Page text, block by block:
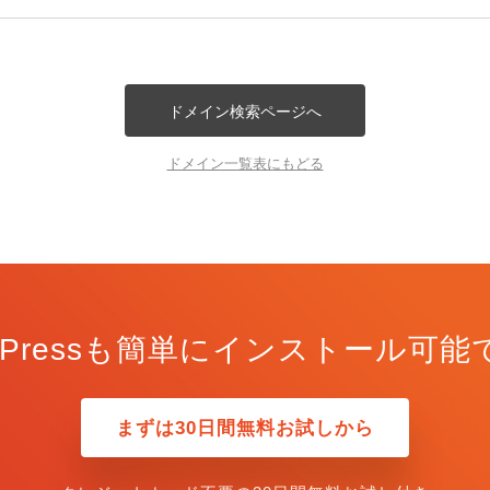
ドメイン検索ページへ
ドメイン一覧表にもどる
も簡単にインストール可能
まずは30日間無料お試しから